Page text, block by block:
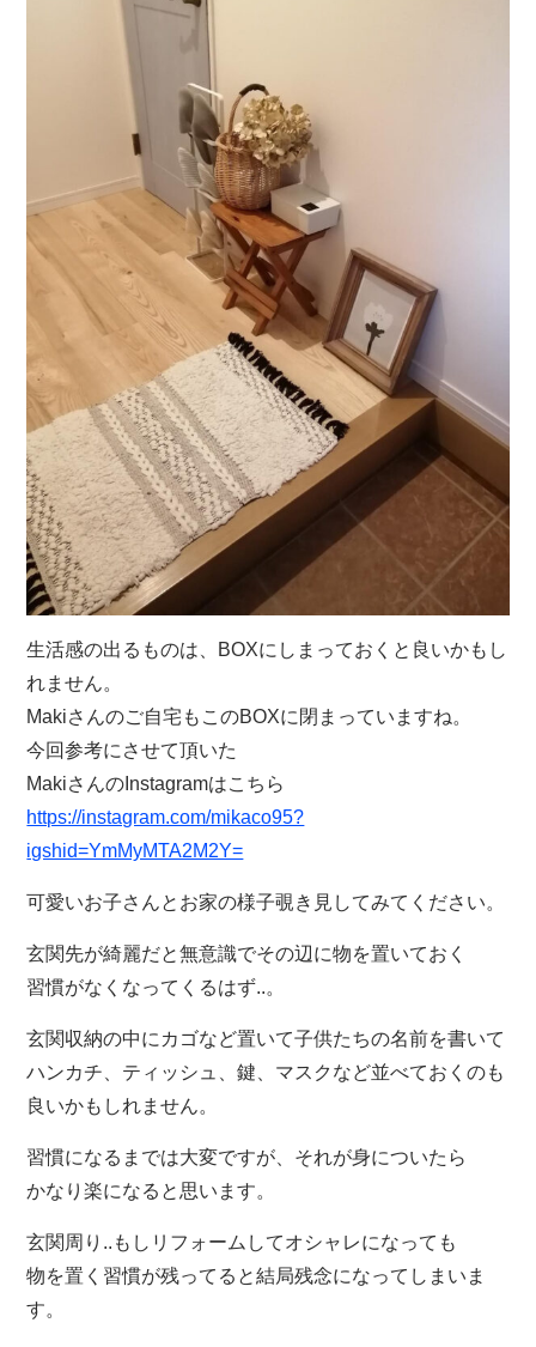
生活感の出るものは、BOXにしまっておくと良いかもし
れません。
Makiさんのご自宅もこのBOXに閉まっていますね。
今回参考にさせて頂いた
MakiさんのInstagramはこちら
https://instagram.com/mikaco95?
igshid=YmMyMTA2M2Y=
可愛いお子さんとお家の様子覗き見してみてください。
玄関先が綺麗だと無意識でその辺に物を置いておく
習慣がなくなってくるはず..。
玄関収納の中にカゴなど置いて子供たちの名前を書いて
ハンカチ、ティッシュ、鍵、マスクなど並べておくのも
良いかもしれません。
習慣になるまでは大変ですが、それが身についたら
かなり楽になると思います。
玄関周り..もしリフォームしてオシャレになっても
物を置く習慣が残ってると結局残念になってしまいま
す。